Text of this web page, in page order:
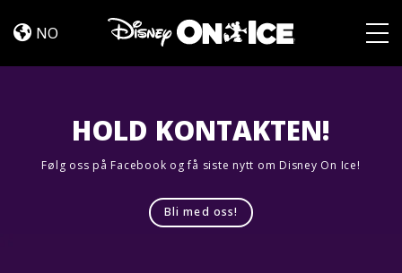
In!NO
HOLD KONTAKTEN!
Følg oss på Facebook og få siste nytt om Disney On Ice!
Bli med oss!